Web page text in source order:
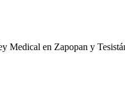
Medical en Zapopan y